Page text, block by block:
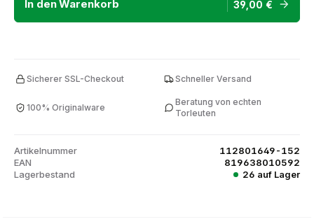
In den Warenkorb 39,00 €
Sicherer SSL-Checkout Schneller Versand
100% Originalware
Beratung von echten
Torleuten
Artikelnummer
112801649-152
EAN
819638010592
Lagerbestand
26 auf Lager